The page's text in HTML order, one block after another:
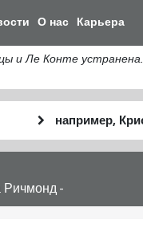
к
общему
содержанию
О нас Карьера
Конте устранена.
окончания
Ричмонд -